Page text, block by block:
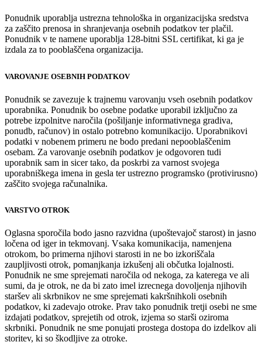
Ponudnik uporablja ustrezna tehnološka in organizacijska sredstva
za zaščito prenosa in shranjevanja osebnih podatkov ter plačil.
Ponudnik v te namene uporablja 128-bitni SSL certifikat, ki ga je
izdala za to pooblaščena organizacija.
VAROVANJE OSEBNIH PODATKOV
Ponudnik se zavezuje k trajnemu varovanju vseh osebnih podatkov
uporabnika. Ponudnik bo osebne podatke uporabil izključno za
potrebe izpolnitve naročila (pošiljanje informativnega gradiva,
ponudb, računov) in ostalo potrebno komunikacijo. Uporabnikovi
podatki v nobenem primeru ne bodo predani nepooblaščenim
osebam. Za varovanje osebnih podatkov je odgovoren tudi
uporabnik sam in sicer tako, da poskrbi za varnost svojega
uporabniškega imena in gesla ter ustrezno programsko (protivirusno)
zaščito svojega računalnika.
VARSTVO OTROK
Oglasna sporočila bodo jasno razvidna (upoštevajoč starost) in jasno
ločena od iger in tekmovanj. Vsaka komunikacija, namenjena
otrokom, bo primerna njihovi starosti in ne bo izkoriščala
zaupljivosti otrok, pomanjkanja izkušenj ali občutka lojalnosti.
Ponudnik ne sme sprejemati naročila od nekoga, za katerega ve ali
sumi, da je otrok, ne da bi zato imel izrecnega dovoljenja njihovih
staršev ali skrbnikov ne sme sprejemati kakršnihkoli osebnih
podatkov, ki zadevajo otroke. Prav tako ponudnik tretji osebi ne sme
izdajati podatkov, sprejetih od otrok, izjema so starši oziroma
skrbniki. Ponudnik ne sme ponujati prostega dostopa do izdelkov ali
storitev, ki so škodljive za otroke.